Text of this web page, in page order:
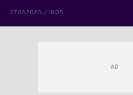
27.03.2020. / 18:35